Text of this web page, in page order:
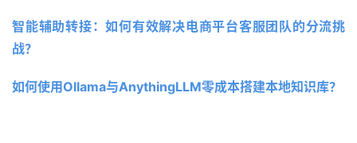
智能辅助转接：如何有效解决电商平台客服团队的分流挑
战？
如何使用Ollama与AnythingLLM零成本搭建本地知识库？